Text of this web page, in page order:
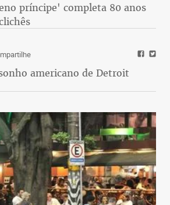
príncipe' completa 80 anos
americano de Detroit